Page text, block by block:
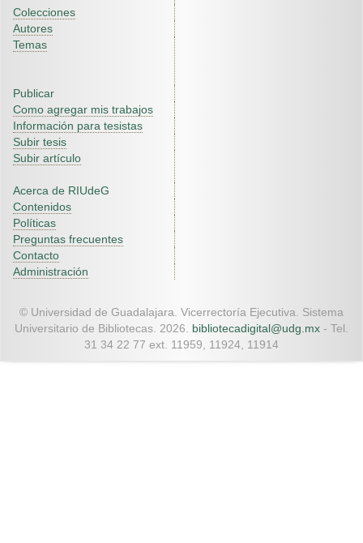
Colecciones
Autores
Temas
Publicar
Como agregar mis trabajos
Información para tesistas
Subir tesis
Subir artículo
Acerca de RIUdeG
Contenidos
Políticas
Preguntas frecuentes
Contacto
Administración
© Universidad de Guadalajara. Vicerrectoría Ejecutiva. Sistema
Universitario de Bibliotecas. 2026. bibliotecadigital@udg.mx - Tel.
31 34 22 77 ext. 11959, 11924, 11914